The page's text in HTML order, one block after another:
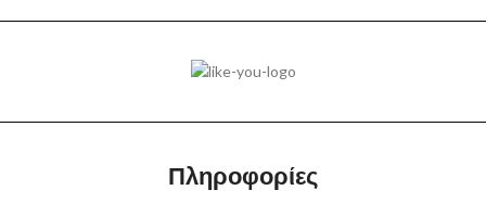
Πληροφορίες